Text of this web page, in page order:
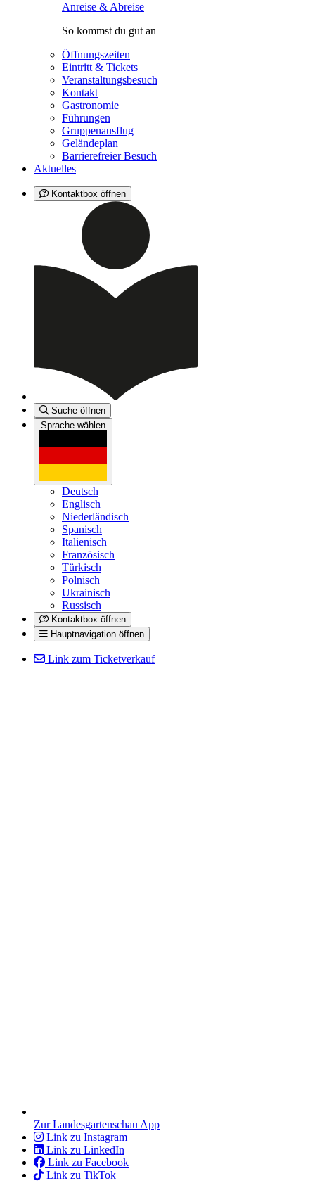
Anreise & Abreise
So kommst du gut an
Öffnungszeiten
Eintritt & Tickets
Veranstaltungsbesuch
Kontakt
Gastronomie
Führungen
Gruppenausflug
Geländeplan
Barrierefreier Besuch
Aktuelles
Kontaktbox öffnen
Suche öffnen
Sprache wählen
Deutsch
Englisch
Niederländisch
Spanisch
Italienisch
Französisch
Türkisch
Polnisch
Ukrainisch
Russisch
Kontaktbox öffnen
Hauptnavigation öffnen
Link zum Ticketverkauf
Zur Landesgartenschau App
Link zu Instagram
Link zu LinkedIn
Link zu Facebook
Link zu TikTok